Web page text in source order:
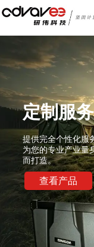
定制服务
提供完全个性化服
为您的专业产业量
而打造。
查看产品